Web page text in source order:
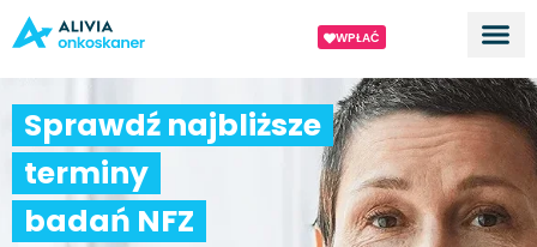
WPŁAĆ
Sprawdź najbliższe
terminy
badań NFZ